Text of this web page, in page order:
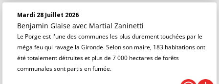
Mardi 28 Juillet 2026
Benjamin Glaise avec Martial Zaninetti
Le Porge est l'une des communes les plus durement touchées par le
méga feu qui ravage la Gironde. Selon son maire, 183 habitations ont
été totalement détruites et plus de 7 000 hectares de forêts
communales sont partis en fumée.